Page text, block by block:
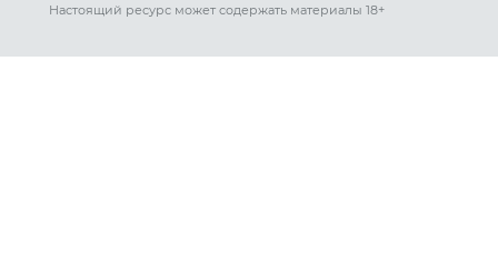
Настоящий ресурс может содержать материалы 18+